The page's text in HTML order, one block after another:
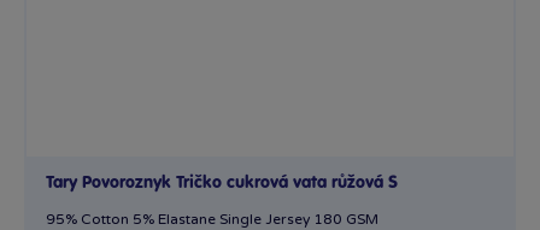
Tary Povoroznyk Tričko cukrová vata růžová S
95% Cotton 5% Elastane Single Jersey 180 GSM